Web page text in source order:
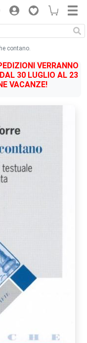
contano.
VERRANNO
30 LUGLIO AL 23
VACANZE!